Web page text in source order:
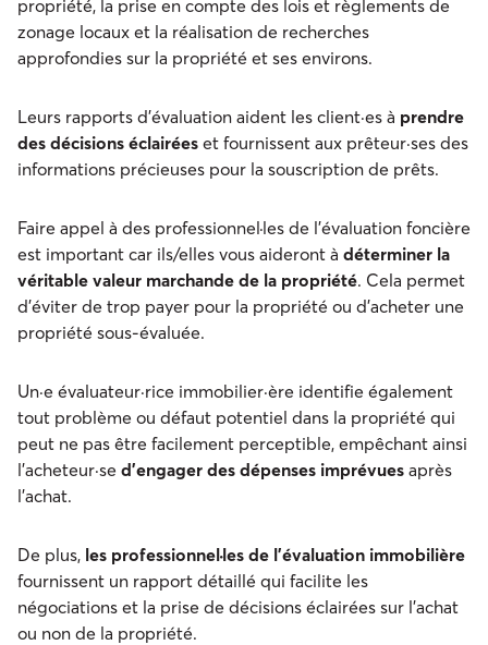
propriété, la prise en compte des lois et règlements de
zonage locaux et la réalisation de recherches
approfondies sur la propriété et ses environs.
Leurs rapports d'évaluation aident les client·es à prendre
des décisions éclairées et fournissent aux prêteur·ses des
informations précieuses pour la souscription de prêts.
Faire appel à des professionnel·les de l'évaluation foncière
est important car ils/elles vous aideront à déterminer la
véritable valeur marchande de la propriété. Cela permet
d'éviter de trop payer pour la propriété ou d'acheter une
propriété sous-évaluée.
Un·e évaluateur·rice immobilier·ère identifie également
tout problème ou défaut potentiel dans la propriété qui
peut ne pas être facilement perceptible, empêchant ainsi
l'acheteur·se d'engager des dépenses imprévues après
l'achat.
De plus, les professionnel·les de l'évaluation immobilière
fournissent un rapport détaillé qui facilite les
négociations et la prise de décisions éclairées sur l'achat
ou non de la propriété.